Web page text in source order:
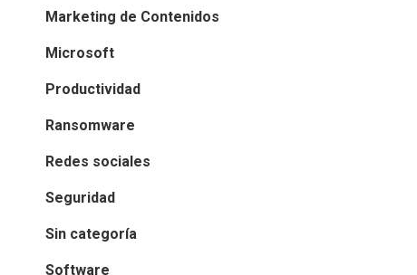
Marketing de Contenidos
Microsoft
Productividad
Ransomware
Redes sociales
Seguridad
Sin categoría
Software